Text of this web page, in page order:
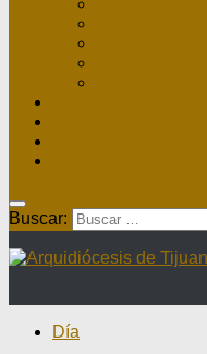
Buscar:
Día